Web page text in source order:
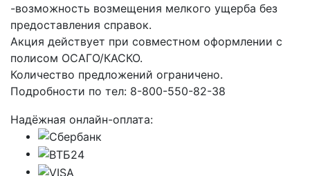
-возможность возмещения мелкого ущерба без
предоставления справок.
Акция действует при совместном оформлении с
полисом ОСАГО/КАСКО.
Количество предложений ограничено.
Подробности по тел: 8-800-550-82-38
Надёжная онлайн-оплата: